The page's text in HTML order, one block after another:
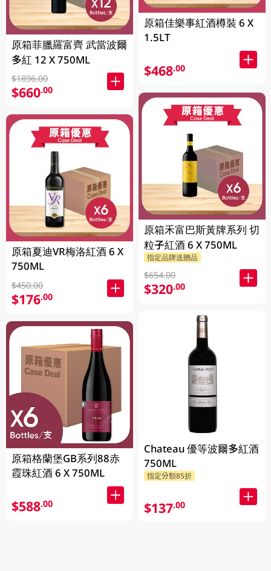
原箱菲臘羅富齊 武當波爾
多紅 12 X 750ML
$1896.00
$660.00
原箱夏迪VR梅洛紅酒 6 X
750ML
$450.00
$176.00
原箱格蘭堡GB系列88赤
霞珠紅酒 6 X 750ML
$588.00
原箱佳樂事紅酒樽裝 6 X
1.5LT
$468.00
原箱禾富巴斯黃牌系列 切
粒子紅酒 6 X 750ML
指定品牌送贈品
$654.00
$320.00
Chateau 優等波爾多紅酒
750ML
指定分類85折
$137.00